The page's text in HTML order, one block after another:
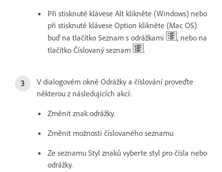
Při stisknuté klávese Alt klikněte (Windows) nebo
při stisknuté klávese Option klikněte (Mac OS)
buď na tlačítko Seznam s odrážkami
, nebo na
tlačítko Číslovaný seznam
.
V dialogovém okně Odrážky a číslování proveďte
některou z následujících akcí:
Změnit znak odrážky.
Změnit možnosti číslovaného seznamu
Ze seznamu Styl znaků vyberte styl pro čísla nebo
odrážky.